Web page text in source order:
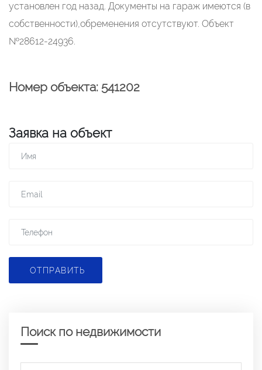
устaновлен год назад. Документы на гараж имеются (в
собственности),обременения отсутствуют. Объект
№28612-24936.
Номер объекта: 541202
Заявка на объект
ОТПРАВИТЬ
Поиск по недвижимости